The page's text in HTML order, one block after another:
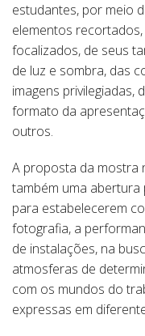
estudantes, por meio
elementos
focalizados, de seus
de luz e sombra, das
imagens privilegiadas,
formato da
outros.
A proposta da mostra
também uma
para estabelecerem
fotografia, a
de instalações, na
atmosferas de
com os mundos do
expressas em